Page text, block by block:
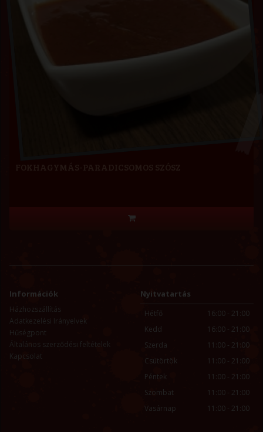
Információk
Házhozszállítás
Adatkezelési Irányelvek
Hűségpont
Általános szerződési feltételek
Kapcsolat
Nyitvatartás
Hétfő
Kedd
Szerda
Csütörtök
Péntek
Szombat
Vasárnap
16:00 - 21:00
16:00 - 21:00
11:00 - 21:00
11:00 - 21:00
11:00 - 21:00
11:00 - 21:00
11:00 - 21:00